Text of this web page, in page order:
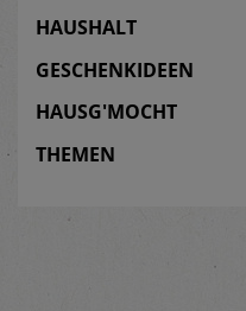
HAUSHALT
GESCHENKIDEEN
HAUSG'MOCHT
THEMEN